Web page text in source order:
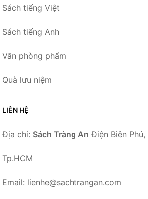
Sách tiếng Việt
Sách tiếng Anh
Văn phòng phẩm
Quà lưu niệm
LIÊN HỆ
Địa chỉ: Sách Tràng An Điện Biên Phủ,
Tp.HCM
Email: lienhe@sachtrangan.com